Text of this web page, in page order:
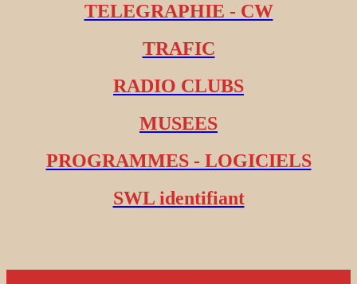
TELEGRAPHIE - CW
TRAFIC
RADIO CLUBS
MUSEES
PROGRAMMES - LOGICIELS
SWL identifiant